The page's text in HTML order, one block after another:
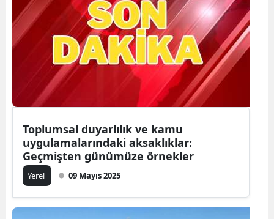
Toplumsal duyarlılık ve kamu
uygulamalarındaki aksaklıklar:
Geçmişten günümüze örnekler
Yerel 09 Mayıs 2025